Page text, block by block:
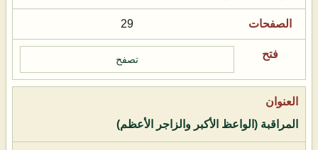
29
تصفح
المراقبة (الواعظ الأكبر والزاجر الأعظم)